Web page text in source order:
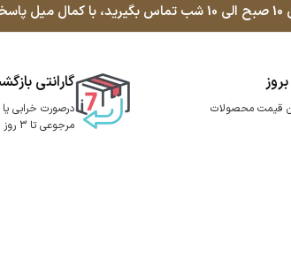
قیمت محصولات
گارانتی
درصورت خرابی
مرجوعی تا 3 روز پس از دریافت محصول